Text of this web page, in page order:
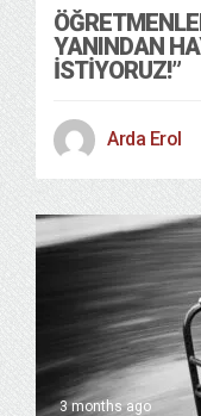
YANINDAN
İSTIYORUZ!”
Arda Erol
3 months ago